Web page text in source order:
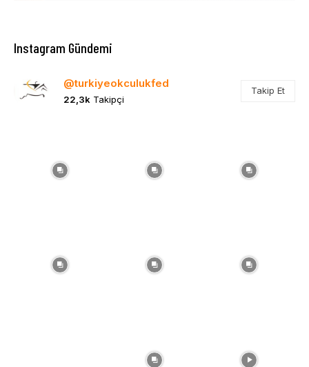
Instagram Gündemi
@turkiyeokculukfed
22,3k Takipçi
Takip Et